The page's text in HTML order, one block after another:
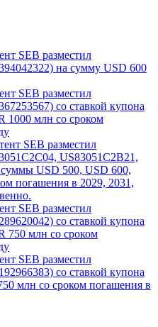
SEB разместил
на сумму USD 600
SEB разместил
со ставкой купона
1000 млн со сроком
SEB разместил
US83051C2B21,
USD 500, USD 600,
погашения в 2029, 2031,
SEB разместил
со ставкой купона
750 млн со сроком
SEB разместил
со ставкой купона
млн со сроком погашения в